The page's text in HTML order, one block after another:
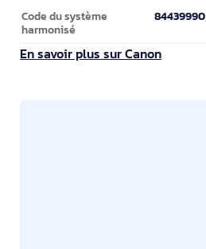
Données logistiques
Code du système
harmonisé
84439990
En savoir plus sur Canon